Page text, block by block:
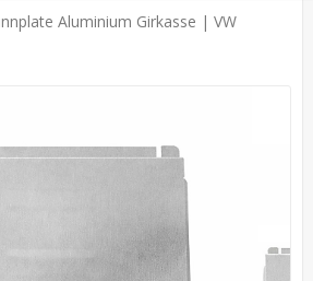
Aluminium Girkasse | VW